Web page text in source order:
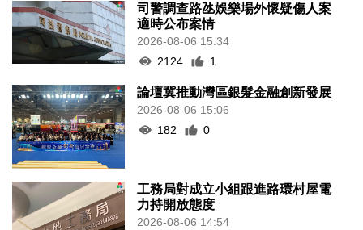
司警調查路氹娛樂場外懷疑傷人案
適時公布案情
2026-08-06 15:34
2124
1
論壇冀推動灣區銀髮金融創新發展
2026-08-06 15:06
182
0
工務局對成立小組跟進路環村屋電
力持開放態度
2026-08-06 14:54